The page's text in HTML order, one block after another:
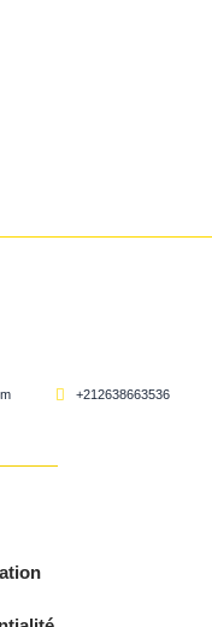
+212638663536